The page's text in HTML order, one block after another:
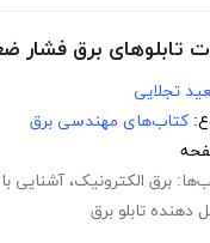
تابلوهای برق فشار
تجلایی
کتاب‌های مهندسی برق
برق الکترونیک، آشنایی
دهنده تابلو برق